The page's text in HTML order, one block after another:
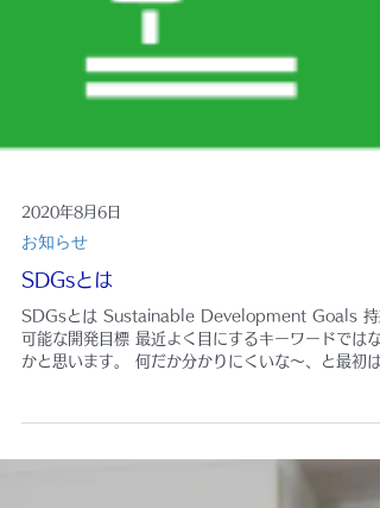
お知らせ
SDGsとは
SDGsとは Sustainable Development Goals 持